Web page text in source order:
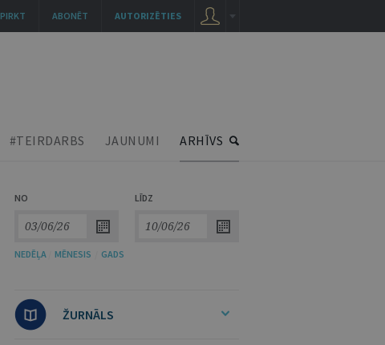
#TEIRDARBS JAUNUMI ARHĪVS
NO LĪDZ
NEDĒĻA MĒNESIS GADS
ŽURNĀLS
AUTORIZĒTIES
ABONĒT
PIRKT